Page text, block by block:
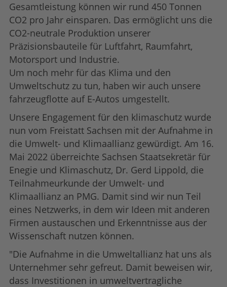
Gesamtleistung können wir rund 450 Tonnen
CO2 pro Jahr einsparen. Das ermöglicht uns die
CO2-neutrale Produktion unserer
Präzisionsbauteile für Luftfahrt, Raumfahrt,
Motorsport und Industrie.
Um noch mehr für das Klima und den
Umweltschutz zu tun, haben wir auch unsere
fahrzeugflotte auf E-Autos umgestellt.
Unsere Engagement für den klimaschutz wurde
nun vom Freistatt Sachsen mit der Aufnahme in
die Umwelt- und Klimaallianz gewürdigt. Am 16.
Mai 2022 überreichte Sachsen Staatsekretär für
Enegie und Klimaschutz, Dr. Gerd Lippold, die
Teilnahmeurkunde der Umwelt- und
Klimaallianz an PMG. Damit sind wir nun Teil
eines Netzwerks, in dem wir Ideen mit anderen
Firmen austauschen und Erkenntnisse aus der
Wissenschaft nutzen können.
"Die Aufnahme in die Umweltallianz hat uns als
Unternehmer sehr gefreut. Damit beweisen wir,
dass Investitionen in umweltvertragliche